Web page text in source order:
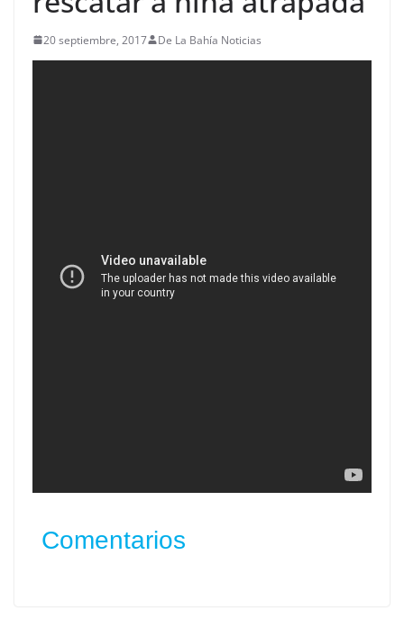
20 septiembre, 2017 De La Bahía Noticias
Comentarios